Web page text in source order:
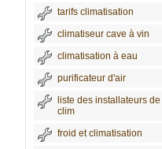
tarifs climatisation
climatiseur cave à vin
climatisation à eau
purificateur d'air
liste des installateurs de
clim
froid et climatisation